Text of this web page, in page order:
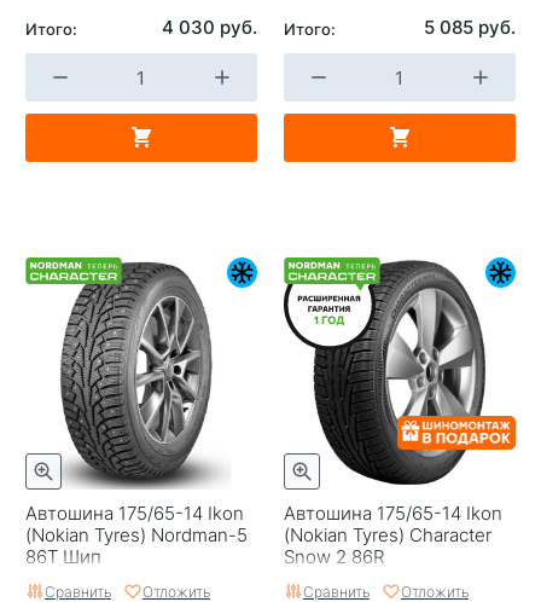
Итого: 4 030 руб. Итого: 5 085 руб.
Автошина 175/65-14 Ikon
(Nokian Tyres) Nordman-5
86T Шип
Сравнить Отложить
Автошина 175/65-14 Ikon
(Nokian Tyres) Character
Snow 2 86R
Сравнить Отложить